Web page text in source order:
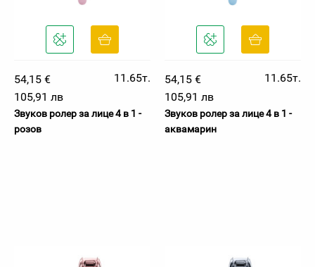
54,15 €
11.65т.
105,91 лв
Звуков ролер за лице 4 в 1 -
розов
54,15 €
11.65т.
105,91 лв
Звуков ролер за лице 4 в 1 -
аквамарин